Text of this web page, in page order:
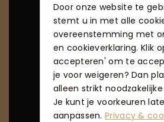
Door onze website te
stemt u in met alle
overeenstemming met
en cookieverklaring. Klik
accepteren' om te
je voor weigeren? Dan
alleen strikt
Je kunt je voorkeuren
aanpassen.Privacy &